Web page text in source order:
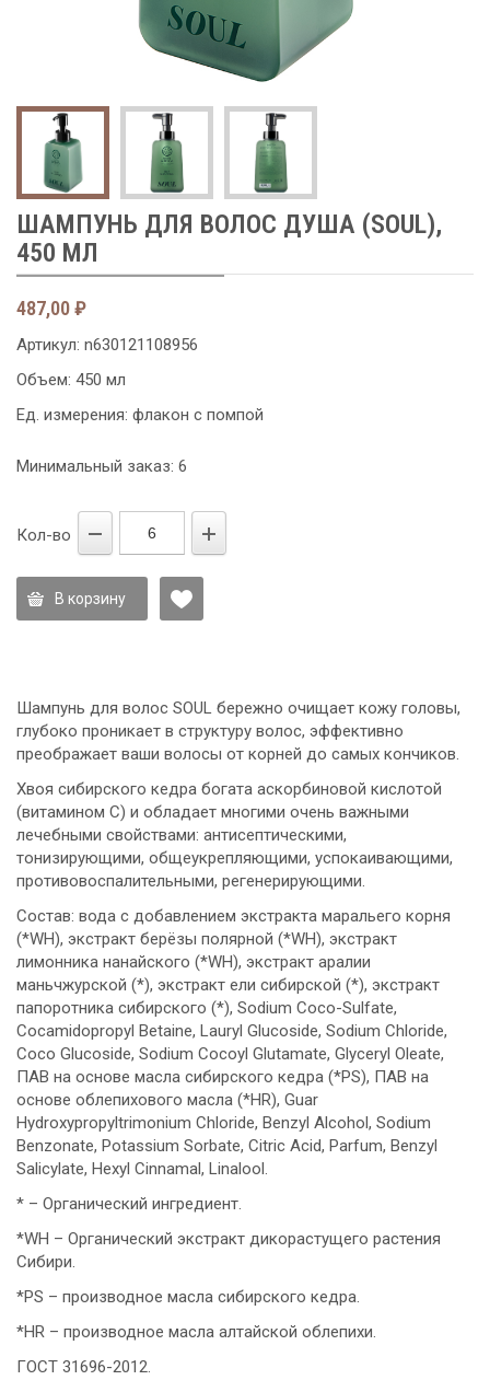
ШАМПУНЬ ДЛЯ ВОЛОС ДУША (SOUL),
450 МЛ
487,00₽
Артикул: n630121108956
Объем: 450 мл
Ед. измерения: флакон с помпой
Минимальный заказ: 6
Кол-во
В корзину
Шампунь для волос SOUL бережно очищает кожу головы,
глубоко проникает в структуру волос, эффективно
преображает ваши волосы от корней до самых кончиков.
Хвоя сибирского кедра богата аскорбиновой кислотой
(витамином С) и обладает многими очень важными
лечебными свойствами: антисептическими,
тонизирующими, общеукрепляющими, успокаивающими,
противовоспалительными, регенерирующими.
Состав: вода с добавлением экстракта маральего корня
(*WH), экстракт берёзы полярной (*WH), экстракт
лимонника нанайского (*WH), экстракт аралии
маньчжурской (*), экстракт ели сибирской (*), экстракт
папоротника сибирского (*), Sodium Coco-Sulfate,
Cocamidopropyl Betaine, Lauryl Glucoside, Sodium Chloride,
Coco Glucoside, Sodium Cocoyl Glutamate, Glyceryl Oleate,
ПАВ на основе масла сибирского кедра (*PS), ПАВ на
основе облепихового масла (*HR), Guar
Hydroxypropyltrimonium Chloride, Benzyl Alcohol, Sodium
Benzonate, Potassium Sorbate, Citric Acid, Parfum, Benzyl
Salicylate, Hexyl Cinnamal, Linalool.
* – Органический ингредиент.
*WH – Органический экстракт дикорастущего растения
Сибири.
*PS – производное масла сибирского кедра.
*HR – производное масла алтайской облепихи.
ГОСТ 31696-2012.